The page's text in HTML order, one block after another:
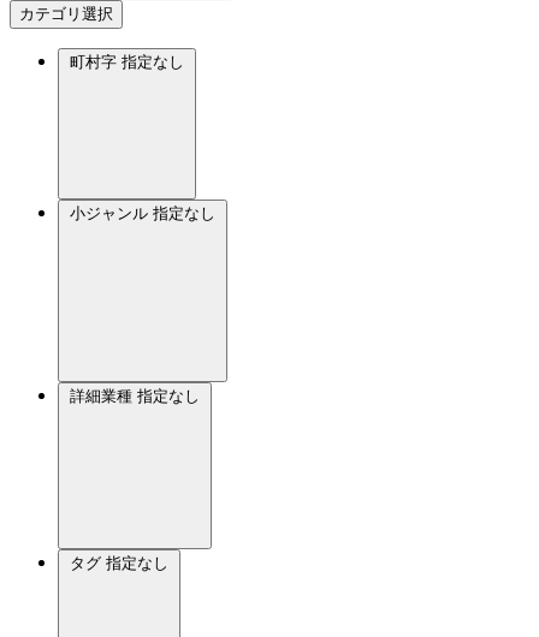
カテゴリ選択
町村字 指定なし
小ジャンル 指定なし
詳細業種 指定なし
タグ 指定なし